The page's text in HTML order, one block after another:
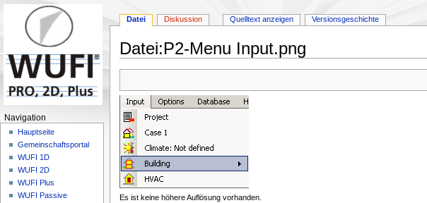
Datei:P2-Menu Input.png
springen
springen
Es ist keine höhere Auflösung vorhanden.
N
Datei Diskussion Quelltext anzeigen Versionsgeschichte
Navigation
Hauptseite
Gemeinschafts­portal
WUFI 1D
WUFI 2D
WUFI Plus
WUFI Passive